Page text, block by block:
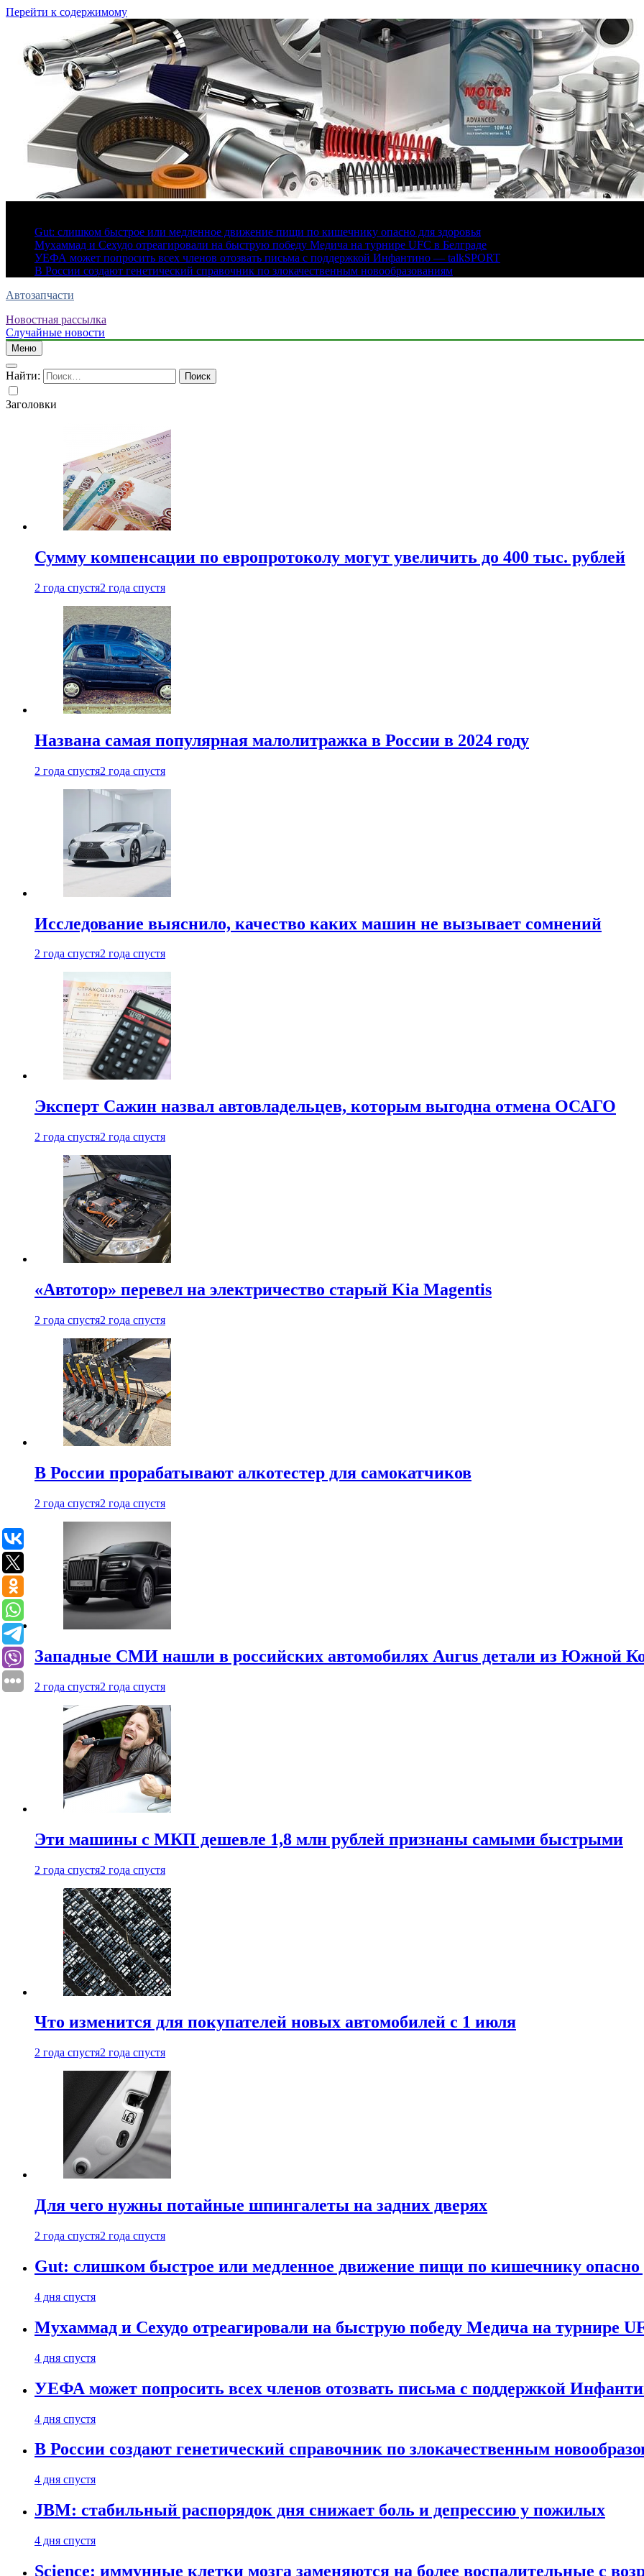
Перейти к содержимому
Gut: слишком быстрое или медленное движение пищи по кишечнику опасно для здоровья
Мухаммад и Сехудо отреагировали на быструю победу Медича на турнире UFC в Белграде
УЕФА может попросить всех членов отозвать письма с поддержкой Инфантино — talkSPORT
В России создают генетический справочник по злокачественным новообразованиям
Автозапчасти
Новостная рассылка
Случайные новости
Меню
Найти:
Заголовки
Сумму компенсации по европротоколу могут увеличить до 400 тыс. рублей
2 года спустя2 года спустя
Названа самая популярная малолитражка в России в 2024 году
2 года спустя2 года спустя
Исследование выяснило, качество каких машин не вызывает сомнений
2 года спустя2 года спустя
Эксперт Сажин назвал автовладельцев, которым выгодна отмена ОСАГО
2 года спустя2 года спустя
«Автотор» перевел на электричество старый Kia Magentis
2 года спустя2 года спустя
В России прорабатывают алкотестер для самокатчиков
2 года спустя2 года спустя
Западные СМИ нашли в российских автомобилях Aurus детали из Южной
2 года спустя2 года спустя
Эти машины с МКП дешевле 1,8 млн рублей признаны самыми быстрыми
2 года спустя2 года спустя
Что изменится для покупателей новых автомобилей с 1 июля
2 года спустя2 года спустя
Для чего нужны потайные шпингалеты на задних дверях
2 года спустя2 года спустя
Gut: слишком быстрое или медленное движение пищи по кишечнику опасно
4 дня спустя
Мухаммад и Сехудо отреагировали на быструю победу Медича на турнире
4 дня спустя
УЕФА может попросить всех членов отозвать письма с поддержкой
4 дня спустя
В России создают генетический справочник по злокачественным
4 дня спустя
JBM: стабильный распорядок дня снижает боль и депрессию у пожилых
4 дня спустя
Science: иммунные клетки мозга заменяются на более воспалительные с